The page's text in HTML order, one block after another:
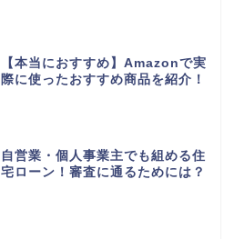
【本当におすすめ】Amazonで実
際に使ったおすすめ商品を紹介！
自営業・個人事業主でも組める住
宅ローン！審査に通るためには？